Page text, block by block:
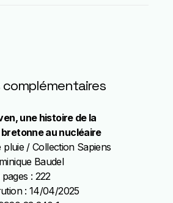
une histoire de la
au nucléaire
pluie / Collection Sapiens
Baudel
: 222
: 14/04/2025